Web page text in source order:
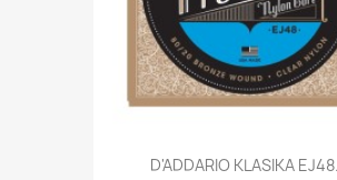
D'ADDARIO KLASIKA